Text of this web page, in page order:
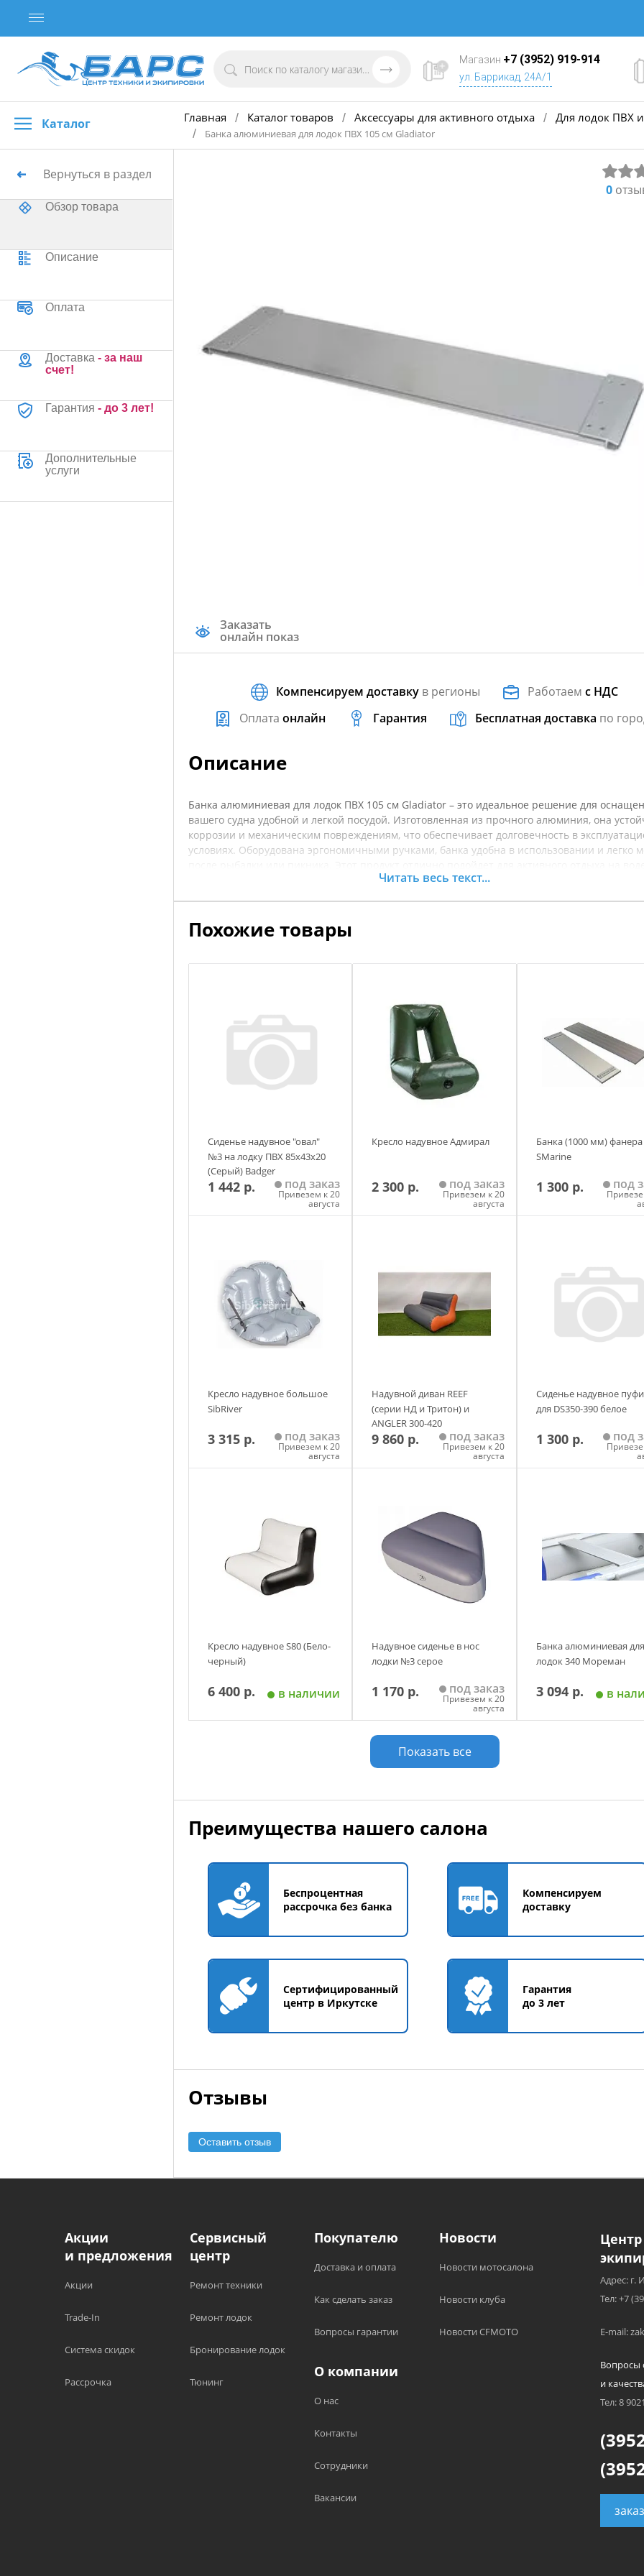
Магазин +7 (3952) 919-914
ул. Баррикад, 24А/1
Каталог Главная / Каталог товаров / Аксессуары для активного отдыха / Для лодок ПВХ и
/
Банка алюминиевая для лодок ПВХ 105 см Gladiator
Вернуться в раздел
Обзор товара
Описание
Оплата
Доставка - за наш
счет!
Гарантия - до 3 лет!
Дополнительные
услуги
0
Заказать
онлайн показ
Компенсируем доставку в регионы Работаемс НДС
Оплата онлайн Гарантия Бесплатная доставка по
Описание
Банка алюминиевая для лодок ПВХ 105 см Gladiator – это идеальное решение для
вашего судна удобной и легкой посудой. Изготовленная из прочного алюминия, она
коррозии и механическим повреждениям, что обеспечивает долговечность в
условиях. Оборудована эргономичными ручками, банка удобна в использовании и легко
чтобы напитки или продукты оставались всегда под рукой. Легкая и компактная, банка не
характеристики товара.
Читать весь текст...
Похожие товары
Сиденье надувное "овал"
№3 на лодку ПВХ 85х43х20
(Серый) Badger
1 442 р. под заказ
Привезем к 20
августа
Кресло надувное Адмирал
2 300 р. под заказ
Привезем к 20
августа
Банка (1000 мм) фанера
SMarine
1 300 р. под
Кресло надувное большое
SibRiver
3 315 р. под заказ
Привезем к 20
августа
Надувной диван REEF
(серии НД и Тритон) и
ANGLER 300-420
9 860 р. под заказ
Привезем к 20
августа
Сиденье надувное
для DS350-390 белое
1 300 р. под
Кресло надувное S80 (Бело-
черный)
6 400 р. в наличии
Надувное сиденье в нос
лодки №3 серое
1 170 р. под заказ
Привезем к 20
августа
Добавить в корзину
Банка алюминиевая для
лодок 340 Мореман
3 094 р. в
Показать все
Преимущества нашего салона
Беспроцентная
рассрочка без банка
Компенсируем
доставку
Сертифицированный
центр в Иркутске
Гарантия
до 3 лет
Отзывы
Оставить отзыв
Акции
и предложения
Акции
Trade-In
Система скидок
Рассрочка
Сервисный
центр
Ремонт техники
Ремонт лодок
Бронирование лодок
Тюнинг
Покупателю
Доставка и оплата
Как сделать заказ
Вопросы гарантии
Новости
Новости мотосалона
Новости клуба
Новости CFMOTO
О компании
О нас
Контакты
Сотрудники
Вакансии
Адрес: г.
Тел: +7
E-mail:
Вопросы
и
Тел: 8